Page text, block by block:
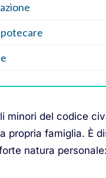
minori del codice
propria famiglia. È
natura